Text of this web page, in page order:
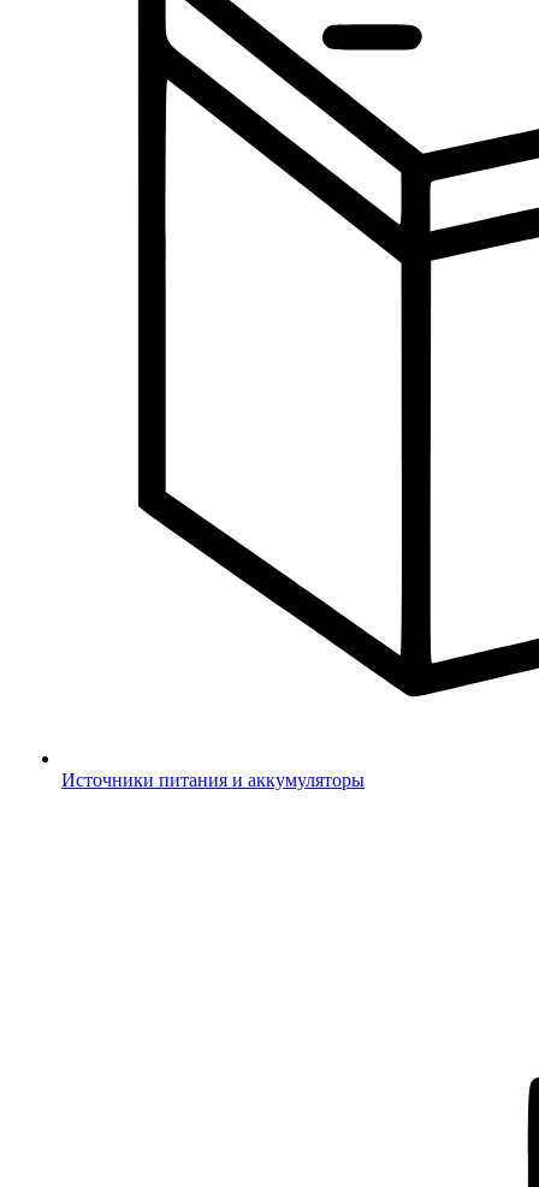
Источники питания и аккумуляторы